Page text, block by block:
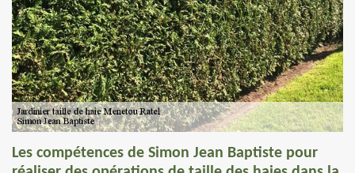
Les compétences de Simon Jean Baptiste pour